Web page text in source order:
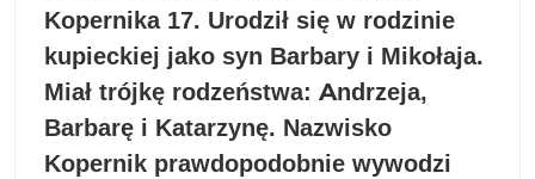
Kopernika 17. Urodził się w rodzinie
kupieckiej jako syn Barbary i Mikołaja.
Miał trójkę rodzeństwa: Andrzeja,
Barbarę i Katarzynę. Nazwisko
Kopernik prawdopodobnie wywodzi